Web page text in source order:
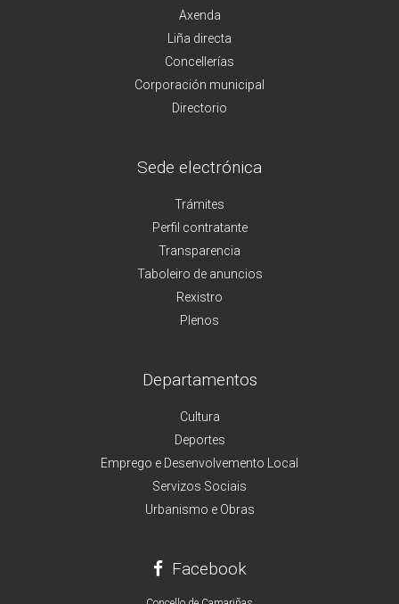
Axenda
Liña directa
Concellerías
Corporación municipal
Directorio
Sede electrónica
Trámites
Perfil contratante
Transparencia
Taboleiro de anuncios
Rexistro
Plenos
Departamentos
Cultura
Deportes
Emprego e Desenvolvemento Local
Servizos Sociais
Urbanismo e Obras
Facebook